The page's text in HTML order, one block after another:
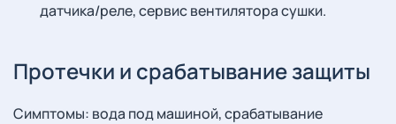
датчика/реле, сервис вентилятора сушки.
Протечки и срабатывание защиты
Симптомы: вода под машиной, срабатывание